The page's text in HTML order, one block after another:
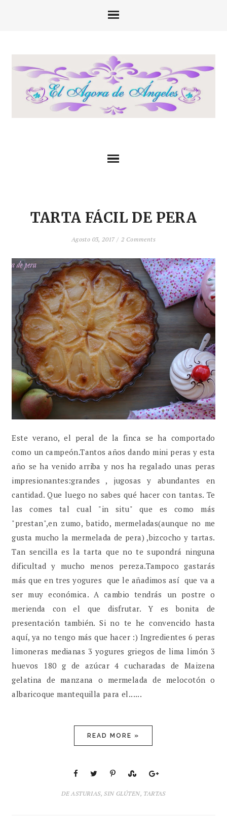
TARTA FÁCIL DE PERA
Agosto 03, 2017 / 2 Comments
Este verano, el peral de la finca se ha comportado
como un campeón.Tantos años dando mini peras y esta
año se ha venido arriba y nos ha regalado unas peras
impresionantes:grandes , jugosas y abundantes en
cantidad. Que luego no sabes qué hacer con tantas. Te
las comes tal cual "in situ" que es como más
"prestan",en zumo, batido, mermeladas(aunque no me
gusta mucho la mermelada de pera) ,bizcocho y tartas.
Tan sencilla es la tarta que no te supondrá ninguna
dificultad y mucho menos pereza.Tampoco gastarás
más que en tres yogures que le añadimos así que va a
ser muy económica. A cambio tendrás un postre o
merienda con el que disfrutar. Y es bonita de
presentación también. Si no te he convencido hasta
aquí, ya no tengo más que hacer :) Ingredientes 6 peras
limoneras medianas 3 yogures griegos de lima limón 3
huevos 180 g de azúcar 4 cucharadas de Maizena
gelatina de manzana o mermelada de melocotón o
albaricoque mantequilla para el......
READ MORE »
DE ASTURIAS,SIN GLÚTEN, TARTAS